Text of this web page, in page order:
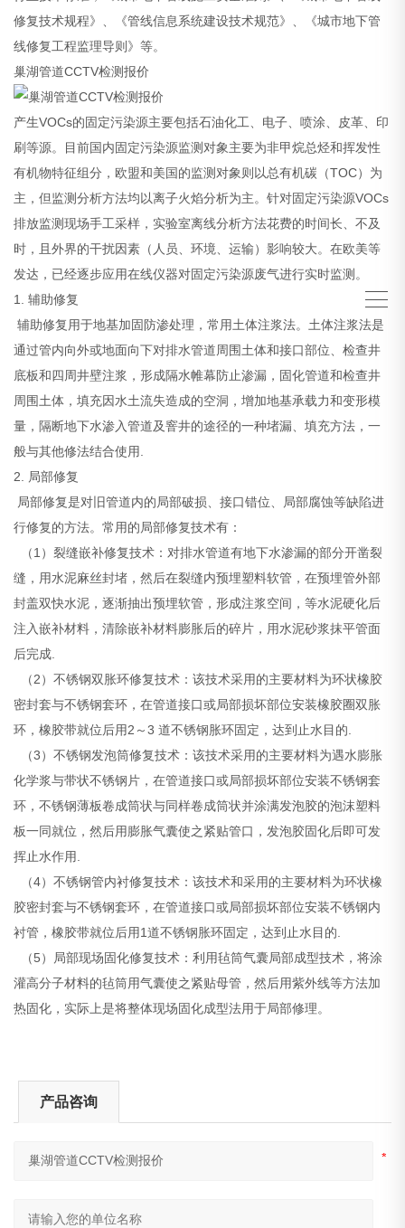
修复技术规程》、《管线信息系统建设技术规范》、《城市地下管
线修复工程监理导则》等。
巢湖管道CCTV检测报价
产生VOCs的固定污染源主要包括石油化工、电子、喷涂、皮革、印
刷等源。目前国内固定污染源监测对象主要为非甲烷总烃和挥发性
有机物特征组分，欧盟和美国的监测对象则以总有机碳（TOC）为
主，但监测分析方法均以离子火焰分析为主。针对固定污染源VOCs
排放监测现场手工采样，实验室离线分析方法花费的时间长、不及
时，且外界的干扰因素（人员、环境、运输）影响较大。在欧美等
发达，已经逐步应用在线仪器对固定污染源废气进行实时监测。
1. 辅助修复
辅助修复用于地基加固防渗处理，常用土体注浆法。土体注浆法是
通过管内向外或地面向下对排水管道周围土体和接口部位、检查井
底板和四周井壁注浆，形成隔水帷幕防止渗漏，固化管道和检查井
周围土体，填充因水土流失造成的空洞，增加地基承载力和变形模
量，隔断地下水渗入管道及窨井的途径的一种堵漏、填充方法，一
般与其他修法结合使用.
2. 局部修复
局部修复是对旧管道内的局部破损、接口错位、局部腐蚀等缺陷进
行修复的方法。常用的局部修复技术有：
（1）裂缝嵌补修复技术：对排水管道有地下水渗漏的部分开凿裂
缝，用水泥麻丝封堵，然后在裂缝内预埋塑料软管，在预埋管外部
封盖双快水泥，逐渐抽出预埋软管，形成注浆空间，等水泥硬化后
注入嵌补材料，清除嵌补材料膨胀后的碎片，用水泥砂浆抹平管面
后完成.
（2）不锈钢双胀环修复技术：该技术采用的主要材料为环状橡胶
密封套与不锈钢套环，在管道接口或局部损坏部位安装橡胶圈双胀
环，橡胶带就位后用2～3 道不锈钢胀环固定，达到止水目的.
（3）不锈钢发泡筒修复技术：该技术采用的主要材料为遇水膨胀
化学浆与带状不锈钢片，在管道接口或局部损坏部位安装不锈钢套
环，不锈钢薄板卷成筒状与同样卷成筒状并涂满发泡胶的泡沫塑料
板一同就位，然后用膨胀气囊使之紧贴管口，发泡胶固化后即可发
挥止水作用.
（4）不锈钢管内衬修复技术：该技术和采用的主要材料为环状橡
胶密封套与不锈钢套环，在管道接口或局部损坏部位安装不锈钢内
衬管，橡胶带就位后用1道不锈钢胀环固定，达到止水目的.
（5）局部现场固化修复技术：利用毡筒气囊局部成型技术，将涂
灌高分子材料的毡筒用气囊使之紧贴母管，然后用紫外线等方法加
热固化，实际上是将整体现场固化成型法用于局部修理。
产品咨询